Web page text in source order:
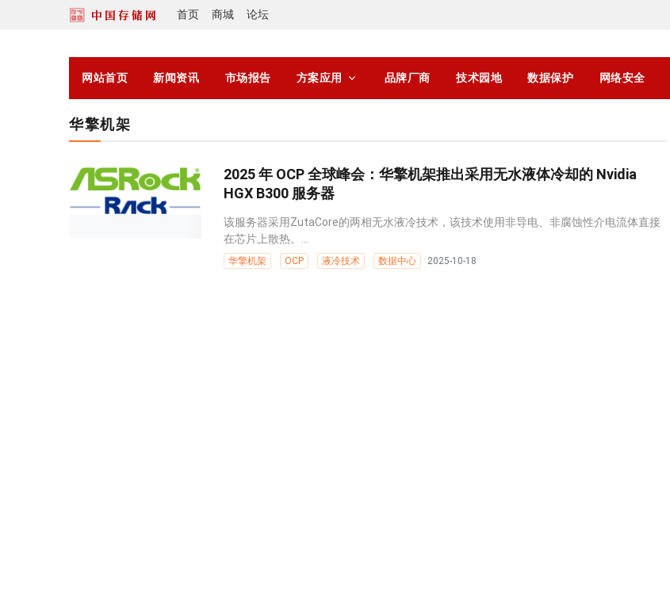
首页 商城 论坛
网站首页 新闻资讯 市场报告 方案应用 品牌厂商 技术园地 数据保护 网络安全
华擎机架
2025 年 OCP 全球峰会：华擎机架推出采用无水液体冷却的 Nvidia
HGX B300 服务器
该服务器采用ZutaCore的两相无水液冷技术，该技术使用非导电、非腐蚀性介电流体直接
在芯片上散热。...
华擎机架 OCP 液冷技术 数据中心 2025-10-18